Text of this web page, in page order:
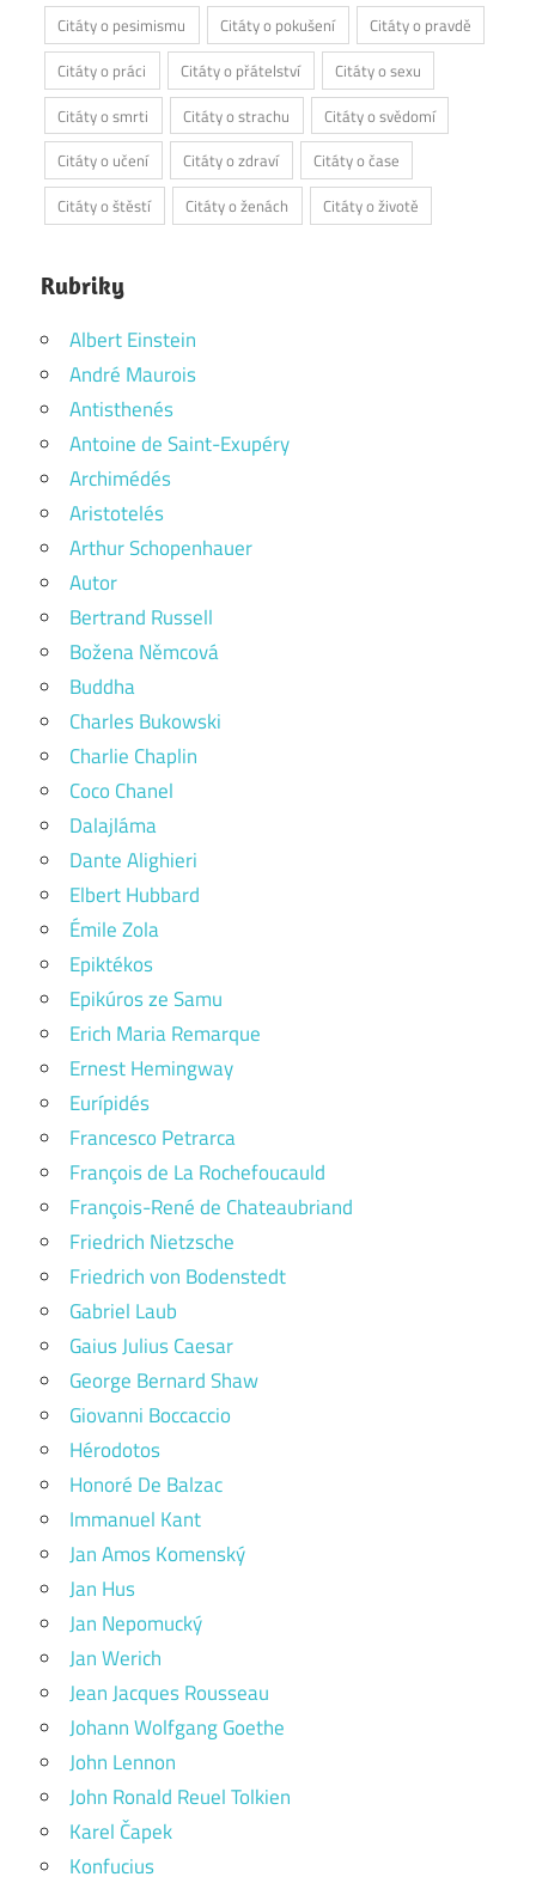
Citáty o pesimismu Citáty o pokušení
Citáty o pravdě
Citáty o práci
Citáty o přátelství
Citáty o sexu
Citáty o smrti
Citáty o strachu
Citáty o svědomí
Citáty o učení
Citáty o zdraví
Citáty o čase
Citáty o štěstí
Citáty o ženách Citáty o životě
Rubriky
Albert Einstein
André Maurois
Antisthenés
Antoine de Saint-Exupéry
Archimédés
Aristotelés
Arthur Schopenhauer
Autor
Bertrand Russell
Božena Němcová
Buddha
Charles Bukowski
Charlie Chaplin
Coco Chanel
Dalajláma
Dante Alighieri
Elbert Hubbard
Émile Zola
Epiktékos
Epikúros ze Samu
Erich Maria Remarque
Ernest Hemingway
Eurípidés
Francesco Petrarca
François de La Rochefoucauld
François-René de Chateaubriand
Friedrich Nietzsche
Friedrich von Bodenstedt
Gabriel Laub
Gaius Julius Caesar
George Bernard Shaw
Giovanni Boccaccio
Hérodotos
Honoré De Balzac
Immanuel Kant
Jan Amos Komenský
Jan Hus
Jan Nepomucký
Jan Werich
Jean Jacques Rousseau
Johann Wolfgang Goethe
John Lennon
John Ronald Reuel Tolkien
Karel Čapek
Konfucius